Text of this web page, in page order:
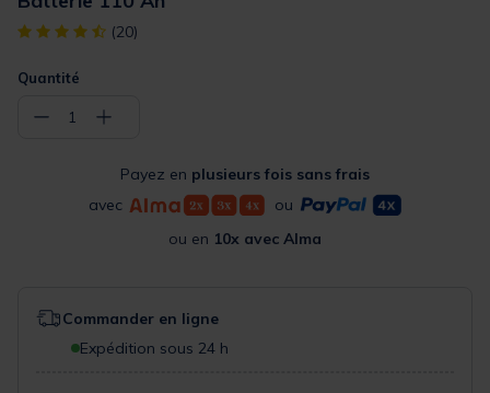
[object Object] out of 5 Customer Rating
(20)
Quantité
− 1 +
Payez en plusieurs fois sans frais
avec
ou
ou en 10x avec Alma
Commander en ligne
Expédition sous 24 h